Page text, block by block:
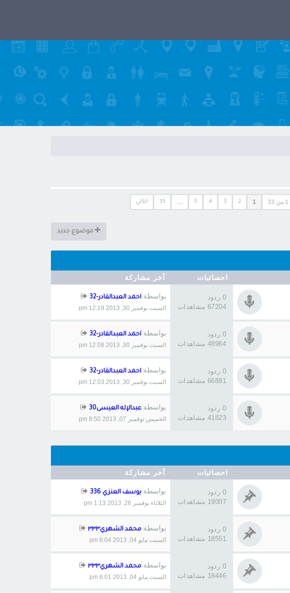
1 من 33
1
2
3
4
5
…
33 التالي
موضوع جديد
احصائيات آخر مشاركة
0 ردود
67204 مشاهدات
بواسطة احمد العبدالقادر-32
السبت نوفمبر 30, 2013 12:19 pm
0 ردود
48964 مشاهدات
بواسطة احمد العبدالقادر-32
السبت نوفمبر 30, 2013 12:08 pm
0 ردود
66881 مشاهدات
بواسطة احمد العبدالقادر-32
السبت نوفمبر 30, 2013 12:03 pm
0 ردود
41823 مشاهدات
بواسطةعبدالإله العيسى30
الخميس نوفمبر 07, 2013 8:50 pm
احصائيات آخر مشاركة
0 ردود
19007 مشاهدات
بواسطة يوسف العنزي 336
الثلاثاء نوفمبر 26, 2013 1:13 pm
0 ردود
18551 مشاهدات
بواسطة محمد الشهري٣٣٣
السبت مايو 04, 2013 6:04 pm
0 ردود
18446 مشاهدات
بواسطة محمد الشهري٣٣٣
السبت مايو 04, 2013 6:01 pm